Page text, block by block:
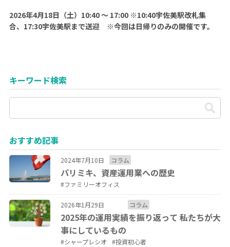
2026年4月18日（土）10:40 ～ 17:00 ※10:40宇佐美駅改札集
合、17:30宇佐美駅まで送迎 ※今回は日帰りのみの開催です。
キーワード検索
おすすめ記事
2024年7月10日 コラム
パリミキ、資産運用業への歴史
#ファミリーオフィス
2026年1月29日 コラム
2025年の運用実績を振り返って ――私たちが大
事にしているもの
#シャープレシオ #投資初心者